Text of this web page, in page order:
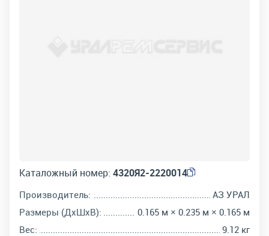
Каталожный номер: 4320Я2-2220014
Производитель:
АЗ УРАЛ
Размеры (ДхШхВ):
0.165 м × 0.235 м × 0.165 м
Вес:
9.12 кг